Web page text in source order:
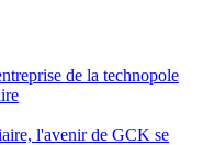
de la technopole
l'avenir de GCK se